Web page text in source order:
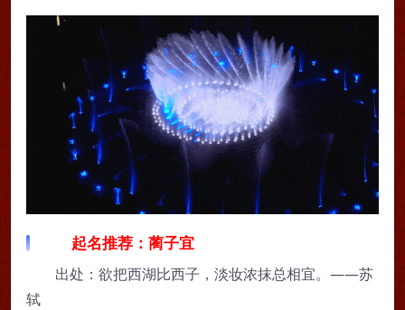
起名推荐：蔺子宜
出处：欲把西湖比西子，淡妆浓抹总相宜。——苏
轼